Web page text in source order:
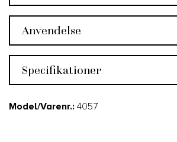
Anvendelse
Specifikationer
Model/Varenr.: 4057